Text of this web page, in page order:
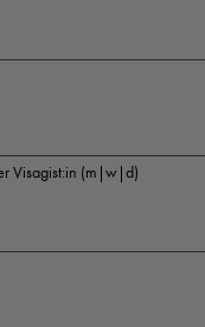
Visagist:in (m|w|d)